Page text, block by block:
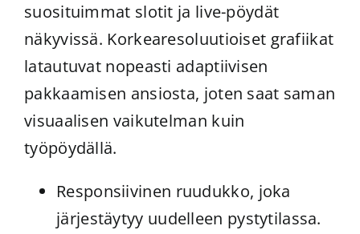
suosituimmat slotit ja live-pöydät
näkyvissä. Korkearesoluutioiset grafiikat
latautuvat nopeasti adaptiivisen
pakkaamisen ansiosta, joten saat saman
visuaalisen vaikutelman kuin
työpöydällä.
Responsiivinen ruudukko, joka
järjestäytyy uudelleen pystytilassa.